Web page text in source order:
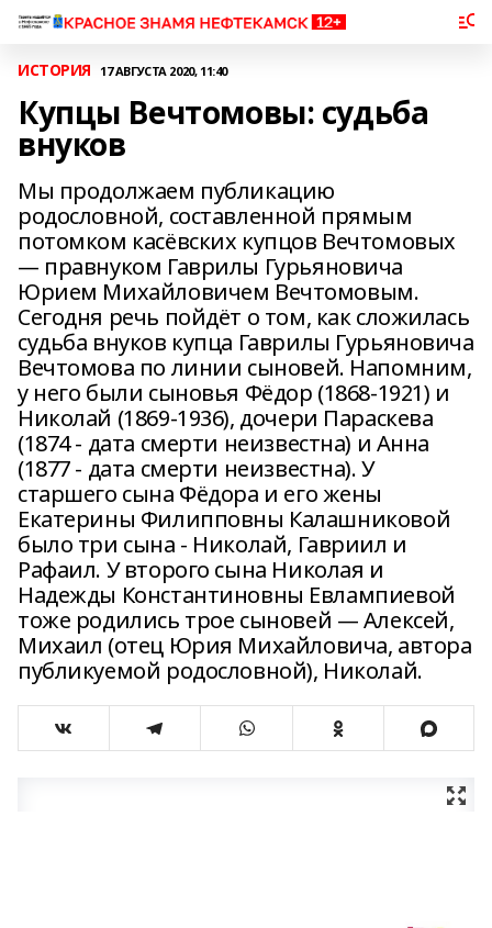
ИСТОРИЯ 17 АВГУСТА 2020, 11:40
Купцы Вечтомовы: судьба
внуков
Мы продолжаем публикацию
родословной, составленной прямым
потомком касёвских купцов Вечтомовых
— правнуком Гаврилы Гурьяновича
Юрием Михайловичем Вечтомовым.
Сегодня речь пойдёт о том, как сложилась
судьба внуков купца Гаврилы Гурьяновича
Вечтомова по линии сыновей. Напомним,
у него были сыновья Фёдор (1868-1921) и
Николай (1869-1936), дочери Параскева
(1874 - дата смерти неизвестна) и Анна
(1877 - дата смерти неизвестна). У
старшего сына Фёдора и его жены
Екатерины Филипповны Калашниковой
было три сына - Николай, Гавриил и
Рафаил. У второго сына Николая и
Надежды Константиновны Евлампиевой
тоже родились трое сыновей — Алексей,
Михаил (отец Юрия Михайловича, автора
публикуемой родословной), Николай.